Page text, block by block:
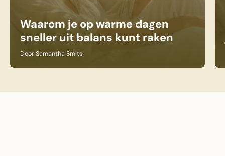
Waarom je op warme dagen
sneller uit balans kunt raken
Door Samantha Smits